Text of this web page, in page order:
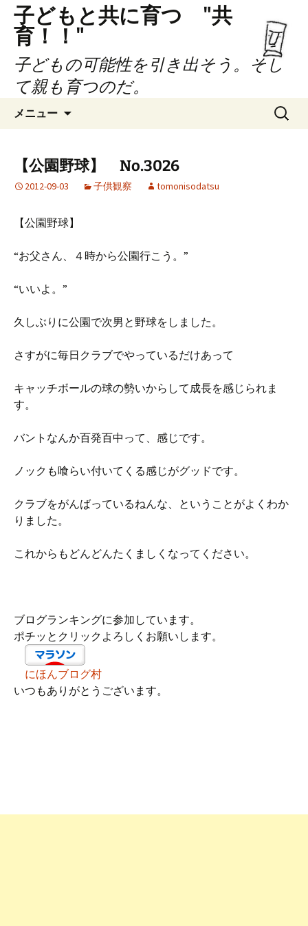
子どもと共に育つ "共
育！！"
子どもの可能性を引き出そう。そし
て親も育つのだ。
メニュー
ン
ツ
キ
プ
検
索:
【公園野球】 No.3026
2012-09-03 子供観察 tomonisodatsu
【公園野球】
“お父さん、４時から公園行こう。”
“いいよ。”
久しぶりに公園で次男と野球をしました。
さすがに毎日クラブでやっているだけあって
キャッチボールの球の勢いからして成長を感じられま
す。
バントなんか百発百中って、感じです。
ノックも喰らい付いてくる感じがグッドです。
クラブをがんばっているねんな、ということがよくわか
りました。
これからもどんどんたくましくなってください。
ブログランキングに参加しています。
ポチッとクリックよろしくお願いします。
にほんブログ村
いつもありがとうございます。